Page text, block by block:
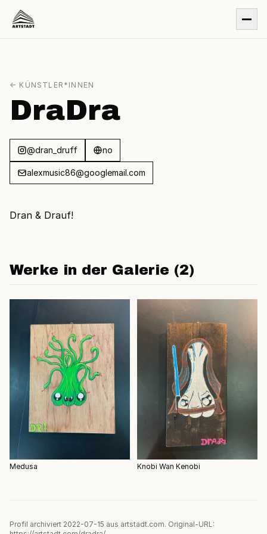
← KÜNSTLER*INNEN
DraDra
@dran_druff no
alexmusic86@googlemail.com
Dran & Drauf!
Werke in der Galerie (2)
Medusa Knobi Wan Kenobi
Profil archiviert 2022-07-15 aus artstadt.com. Original-URL: